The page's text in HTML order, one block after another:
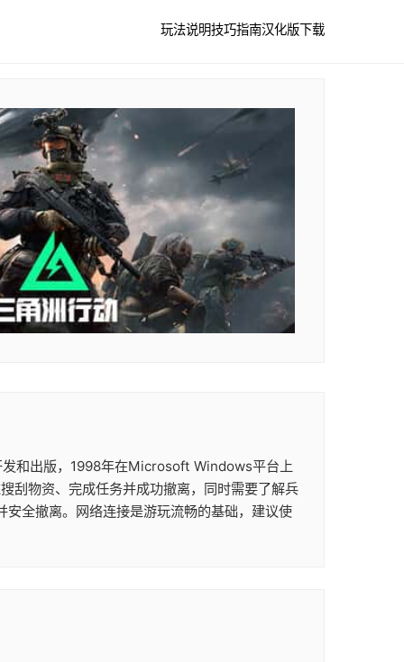
玩法说明技巧指南汉化版下载
和出版，1998年在Microsoft Windows平台上
刮物资、完成任务并成功撤离，同时需要了解兵
全撤离。网络连接是游玩流畅的基础，建议使